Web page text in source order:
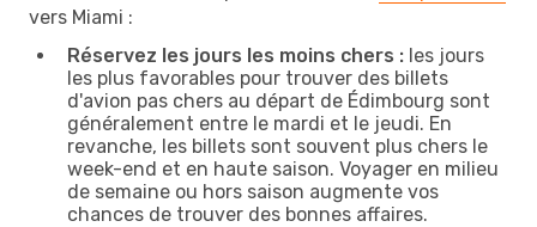
vers Miami :
Réservez les jours les moins chers : les jours
les plus favorables pour trouver des billets
d'avion pas chers au départ de Édimbourg sont
généralement entre le mardi et le jeudi. En
revanche, les billets sont souvent plus chers le
week-end et en haute saison. Voyager en milieu
de semaine ou hors saison augmente vos
chances de trouver des bonnes affaires.